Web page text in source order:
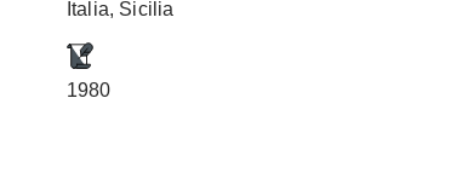
Italia, Sicilia
1980